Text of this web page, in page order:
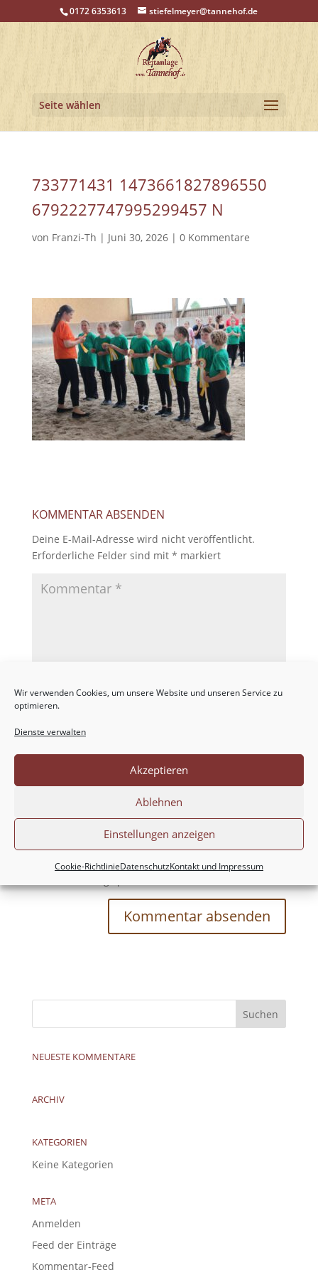
Wir verwenden Cookies, um unsere Website und unseren Service zu
optimieren.
Dienste verwalten
Akzeptieren
Ablehnen
Einstellungen anzeigen
Cookie-RichtlinieDatenschutzKontakt und Impressum
0172 6353613 stiefelmeyer@tannehof.de
Seite wählen
733771431 1473661827896550
6792227747995299457 N
von Franzi-Th | Juni 30, 2026| 0 Kommentare
KOMMENTAR ABSENDEN
Deine E-Mail-Adresse wird nicht veröffentlicht.
Erforderliche Felder sind mit * markiert
Meinen Namen, meine E-Mail-Adresse und
meine Website in diesem Browser für die nächste
NEUESTE KOMMENTARE
ARCHIV
KATEGORIEN
Keine Kategorien
META
Anmelden
Feed der Einträge
Kommentar-Feed